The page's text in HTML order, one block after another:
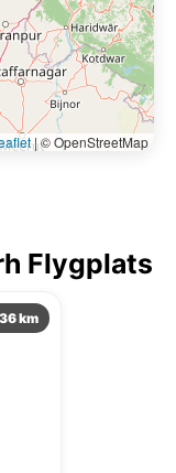
|© OpenStreetMap
Flygplats
km